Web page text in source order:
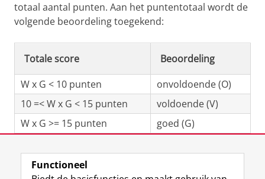
totaal aantal punten. Aan het puntentotaal wordt de
volgende beoordeling toegekend:
Totale score
Beoordeling
W x G < 10 punten
onvoldoende (O)
10 =< W x G < 15 punten
voldoende (V)
W x G >= 15 punten
goed (G)
Laatst gewijzigd: 11 november 2020 20:25
Functioneel